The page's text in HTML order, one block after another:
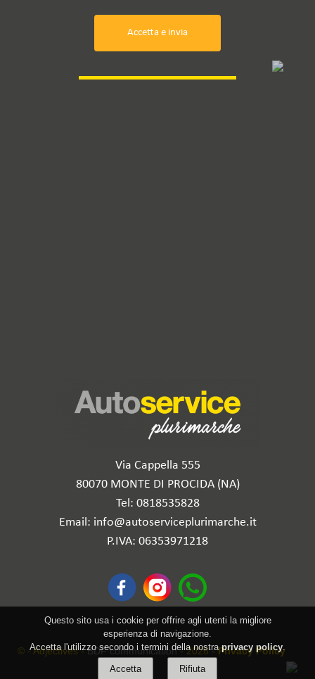
Accetta e invia
Via Cappella 555
80070 MONTE DI PROCIDA (NA)
Tel: 0818535828
Email: info@autoserviceplurimarche.it
P.IVA: 06353971218
© - Adjectives -BDF communication- 2026 -Privacy Policy
Questo sito usa i cookie per offrire agli utenti la migliore
esperienza di navigazione.
Accetta l'utilizzo secondo i termini della nostraprivacy policy.